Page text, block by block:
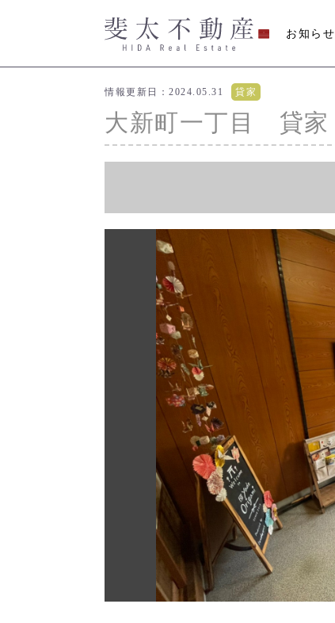
お知らせ
情報更新日：2024.05.31 貸家
大新町一丁目 貸家